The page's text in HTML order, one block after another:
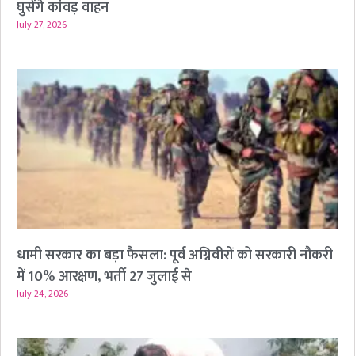
घुसेंगे कांवड़ वाहन
July 27, 2026
धामी सरकार का बड़ा फैसला: पूर्व अग्निवीरों को सरकारी नौकरी
में 10% आरक्षण, भर्ती 27 जुलाई से
July 24, 2026